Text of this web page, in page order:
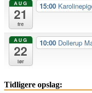
AUG
21
fre
15:00
AUG
22
lør
10:00 Dollerup
Tidligere opslag: